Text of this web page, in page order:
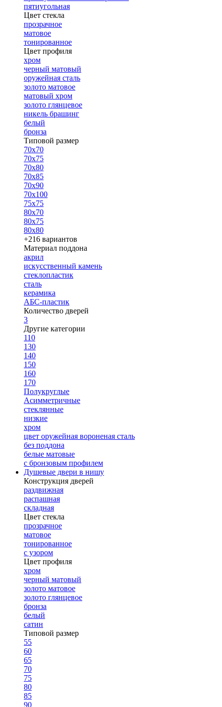
пятиугольная
Цвет стекла
прозрачное
матовое
тонированное
Цвет профиля
хром
черный матовый
оружейная сталь
золото матовое
матовый хром
золото глянцевое
никель брашинг
белый
бронза
Типовой размер
70х70
70х75
70х80
70х85
70х90
70х100
75х75
80х70
80х75
80х80
+216 вариантов
Материал поддона
акрил
искусственный камень
стеклопластик
сталь
керамика
АБС-пластик
Количество дверей
3
Другие категории
110
130
140
150
160
170
Полукруглые
Асимметричные
стеклянные
низкие
хром
цвет оружейная вороненая сталь
без поддона
белые матовые
с бронзовым профилем
Душевые двери в нишу
Конструкция дверей
раздвижная
распашная
складная
Цвет стекла
прозрачное
матовое
тонированное
с узором
Цвет профиля
хром
черный матовый
золото матовое
золото глянцевое
бронза
белый
сатин
Типовой размер
55
60
65
70
75
80
85
90